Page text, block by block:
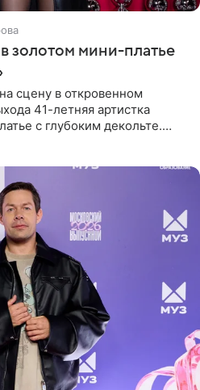
золотом мини-платье
сцену в откровенном
41-летняя артистка
с глубоким декольте.